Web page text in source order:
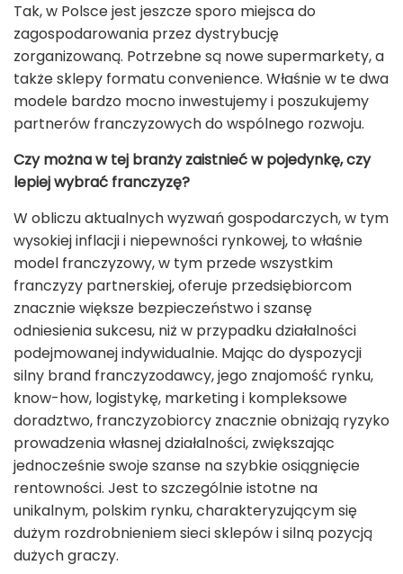
Tak, w Polsce jest jeszcze sporo miejsca do
zagospodarowania przez dystrybucję
zorganizowaną. Potrzebne są nowe supermarkety, a
także sklepy formatu convenience. Właśnie w te dwa
modele bardzo mocno inwestujemy i poszukujemy
partnerów franczyzowych do wspólnego rozwoju.
Czy można w tej branży zaistnieć w pojedynkę, czy
lepiej wybrać franczyzę?
W obliczu aktualnych wyzwań gospodarczych, w tym
wysokiej inflacji i niepewności rynkowej, to właśnie
model franczyzowy, w tym przede wszystkim
franczyzy partnerskiej, oferuje przedsiębiorcom
znacznie większe bezpieczeństwo i szansę
odniesienia sukcesu, niż w przypadku działalności
podejmowanej indywidualnie. Mając do dyspozycji
silny brand franczyzodawcy, jego znajomość rynku,
know-how, logistykę, marketing i kompleksowe
doradztwo, franczyzobiorcy znacznie obniżają ryzyko
prowadzenia własnej działalności, zwiększając
jednocześnie swoje szanse na szybkie osiągnięcie
rentowności. Jest to szczególnie istotne na
unikalnym, polskim rynku, charakteryzującym się
dużym rozdrobnieniem sieci sklepów i silną pozycją
dużych graczy.